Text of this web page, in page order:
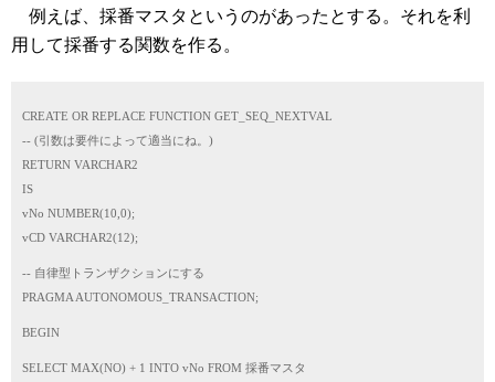
例えば、採番マスタというのがあったとする。それを利
用して採番する関数を作る。
CREATE OR REPLACE FUNCTION GET_SEQ_NEXTVAL
-- (引数は要件によって適当にね。)
RETURN VARCHAR2
IS
vNo NUMBER(10,0);
vCD VARCHAR2(12);
-- 自律型トランザクションにする
PRAGMA AUTONOMOUS_TRANSACTION;
BEGIN
SELECT MAX(NO) + 1 INTO vNo FROM 採番マスタ